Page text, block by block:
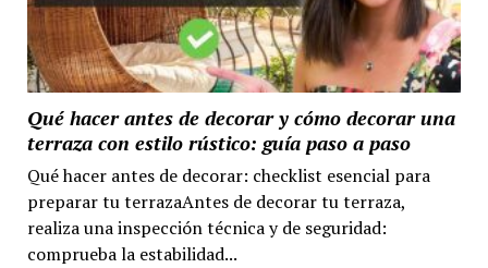
Qué hacer antes de decorar y cómo decorar una
terraza con estilo rústico: guía paso a paso
Qué hacer antes de decorar: checklist esencial para
preparar tu terrazaAntes de decorar tu terraza,
realiza una inspección técnica y de seguridad:
comprueba la estabilidad...